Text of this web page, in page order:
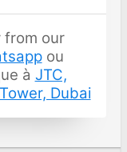
from our
ou
à JTC,
Dubai